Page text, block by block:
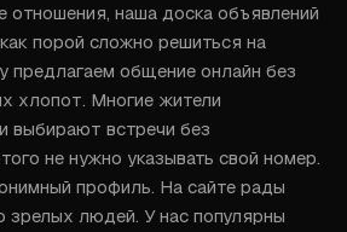
отношения, наша доска объявлений
порой сложно решиться на
предлагаем общение онлайн без
хлопот. Многие жители
выбирают встречи без
не нужно указывать свой номер.
профиль. На сайте рады
людей. У нас популярны